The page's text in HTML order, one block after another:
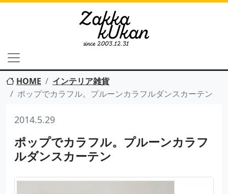
HOME
インテリア雑貨
ポップでカラフル。プルーンカラフルダンスカーテン
2014.5.29
ポップでカラフル。プルーンカラフ
ルダンスカーテン